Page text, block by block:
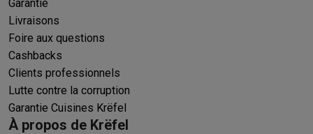
Garantie
Livraisons
Foire aux questions
Cashbacks
Clients professionnels
Lutte contre la corruption
Garantie Cuisines Krëfel
À propos de Krëfel